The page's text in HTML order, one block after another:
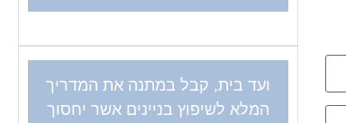
ועד בית, קבל במתנה את המדריך
המלא לשיפוץ בניינים אשר יחסוך